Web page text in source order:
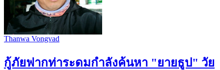
Thanwa Vongvad
กู้ภัยฟากท่าระดมกำลังค้นหา "ยายธูป" วัย